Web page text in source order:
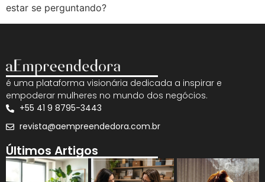
estar se perguntando?
é uma plataforma visionária dedicada a inspirar e
empoderar mulheres no mundo dos negócios.
+55 41 9 8795-3443
revista@aempreendedora.com.br
Últimos Artigos